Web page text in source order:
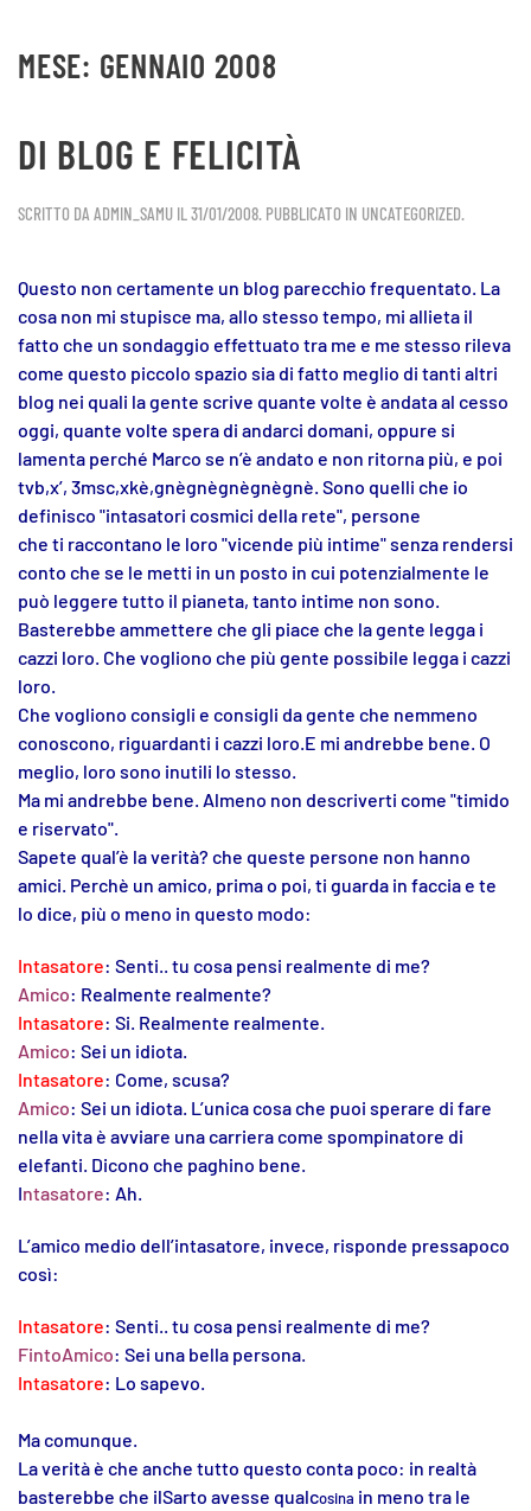
Skip to main content
MESE: GENNAIO 2008
DI BLOG E FELICITÀ
SCRITTO DA ADMIN_SAMU IL31/01/2008. PUBBLICATO IN UNCATEGORIZED.
Questo non certamente un blog parecchio frequentato. La
cosa non mi stupisce ma, allo stesso tempo, mi allieta il
fatto che un sondaggio effettuato tra me e me stesso rileva
come questo piccolo spazio sia di fatto meglio di tanti altri
blog nei quali lagente scrive quante volte è andata al cesso
oggi, quante volte spera di andarci domani, oppure si
lamenta perché Marco se n’è andato e non ritorna più, e poi
tvb,x’, 3msc,xkè,gnègnègnègnègnè. Sono quelli che io
definisco "intasatori cosmici della rete", persone
che ti raccontano le loro "vicende più intime" senza rendersi
conto che se le metti in un posto in cui potenzialmente le
può leggere tutto il pianeta, tanto intime non sono.
Basterebbe ammettere che gli piace che la gente legga i
cazzi loro. Che vogliono che più gente possibile legga i cazzi
loro.
Che vogliono consigli e consigli da gente che nemmeno
conoscono, riguardanti i cazzi loro.E mi andrebbe bene. O
meglio, loro sono inutili lo stesso.
Ma mi andrebbe bene. Almeno non descriverti come "timido
e riservato".
Sapete qual’è la verità? che queste persone non hanno
amici. Perchè un amico, prima o poi, ti guarda in faccia e te
lo dice, più o meno in questo modo:
Intasatore: Senti.. tu cosa pensi realmente di me?
Amico: Realmente realmente?
Intasatore: Si. Realmente realmente.
Amico: Sei un idiota.
Intasatore: Come, scusa?
Amico: Sei un idiota. L’unica cosa che puoi sperare di fare
nella vita è avviare una carriera come spompinatore di
elefanti. Dicono che paghino bene.
Intasatore: Ah.
L’amico medio dell’intasatore, invece, risponde pressapoco
così:
Intasatore: Senti.. tu cosa pensi realmente di me?
FintoAmico: Sei una bella persona.
Intasatore: Lo sapevo.
Ma comunque.
La verità è che anche tutto questo conta poco: in realtà
basterebbe che ilSarto avesse qualcosina in meno tra le